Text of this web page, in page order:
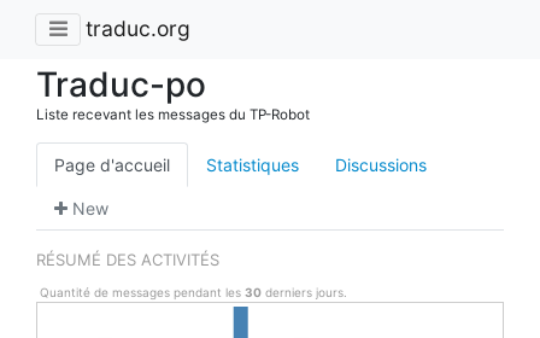
traduc.org
Traduc-po
Liste recevant les messages du TP-Robot
Page d'accueil Statistiques Discussions
New
RÉSUMÉ DES ACTIVITÉS
Quantité de messages pendant les 30derniers jours.